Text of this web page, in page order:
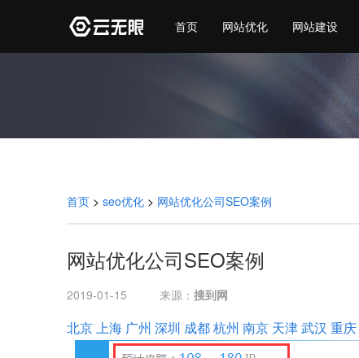
首页 网站优化 网站建设
首页 > seo优化 > 网站优化公司SEO案例
网站优化公司SEO案例
2019-01-15 来源： 搜到网
北京上海 广州 深圳 成都杭州 南京 天津武汉 重庆